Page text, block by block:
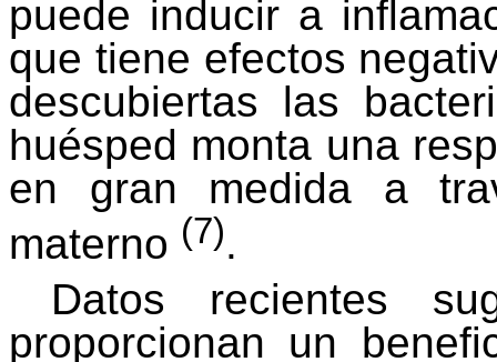
puede inducir a
que tiene efectos
descubiertas las
huésped monta una
en gran medida a
materno (7).
Datos recientes
proporcionan un